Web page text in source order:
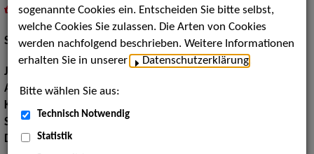
als PDF speichern
inMeine Merklistelegen
Schauspiel:Bühne
Jahrgang:
Augenfarbe:blau
Körpergröße:
Sprachen:
Dialekte:Berlinerisch, Mecklenburgisch, Plattdeutsch
sogenannte Cookies ein. Entscheiden Sie bitte selbst,
welche Cookies Sie zulassen. Die Arten von Cookies
werden nachfolgend beschrieben. Weitere Informationen
erhalten Sie in unserer
Datenschutzerklärung
Bitte wählen Sie aus:
Technisch Notwendig
Statistik